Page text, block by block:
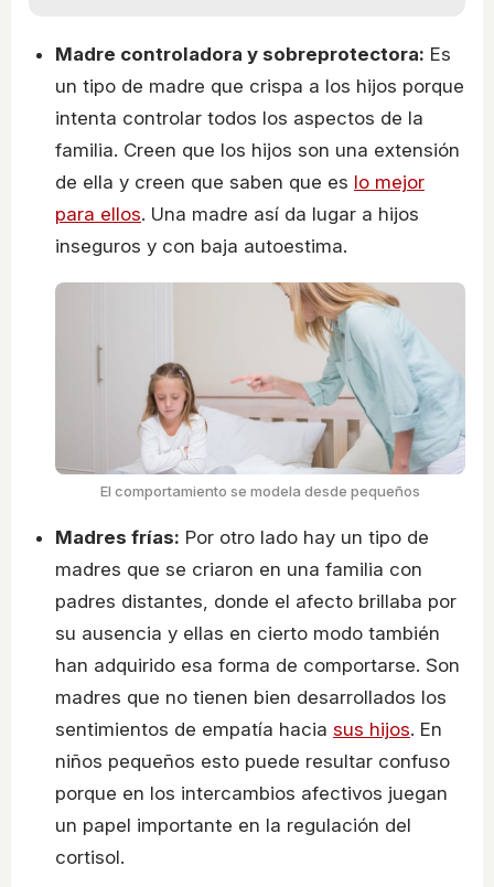
Madre controladora y sobreprotectora: Es
un tipo de madre que crispa a los hijos porque
intenta controlar todos los aspectos de la
familia. Creen que los hijos son una extensión
de ella y creen que saben que es lo mejor
para ellos. Una madre así da lugar a hijos
inseguros y con baja autoestima.
El comportamiento se modela desde pequeños
Madres frías: Por otro lado hay un tipo de
madres que se criaron en una familia con
padres distantes, donde el afecto brillaba por
su ausencia y ellas en cierto modo también
han adquirido esa forma de comportarse. Son
madres que no tienen bien desarrollados los
sentimientos de empatía hacia sus hijos. En
niños pequeños esto puede resultar confuso
porque en los intercambios afectivos juegan
un papel importante en la regulación del
cortisol.